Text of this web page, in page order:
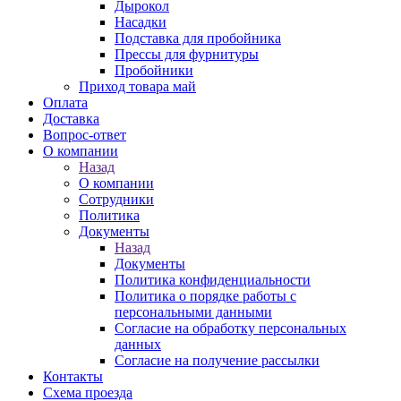
Дырокол
Насадки
Подставка для пробойника
Прессы для фурнитуры
Пробойники
Приход товара май
Оплата
Доставка
Вопрос-ответ
О компании
Назад
О компании
Сотрудники
Политика
Документы
Назад
Документы
Политика конфиденциальности
Политика о порядке работы с
персональными данными
Согласие на обработку персональных
данных
Согласие на получение рассылки
Контакты
Схема проезда